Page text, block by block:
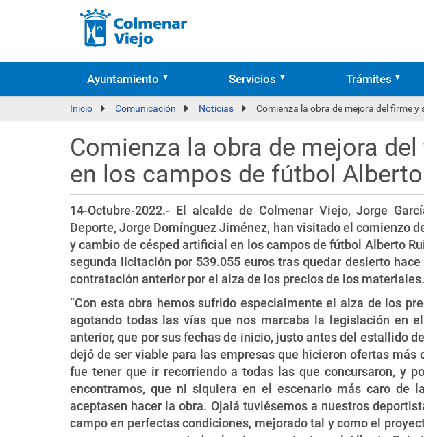
Ayuntamiento Servicios Trámites
Inicio Comunicación Noticias Comienza la obra de mejora del firme
Comienza la obra de mejora
en los campos de fútbol
14-Octubre-2022.- El alcalde de Colmenar Viejo, Jorge
Deporte, Jorge Domínguez Jiménez, han visitado el comienzo
y cambio de césped artificial en los campos de fútbol Alberto
segunda licitación por 539.055 euros tras quedar desierto
contratación anterior por el alza de los precios de los materiales.
“Con esta obra hemos sufrido especialmente el alza de los
agotando todas las vías que nos marcaba la legislación en
anterior, que por sus fechas de inicio, justo antes del estallido
dejó de ser viable para las empresas que hicieron ofertas más
fue tener que ir recorriendo a todas las que concursaron, y
encontramos, que ni siquiera en el escenario más caro de
aceptasen hacer la obra. Ojalá tuviésemos a nuestros
campo en perfectas condiciones, mejorado tal y como el